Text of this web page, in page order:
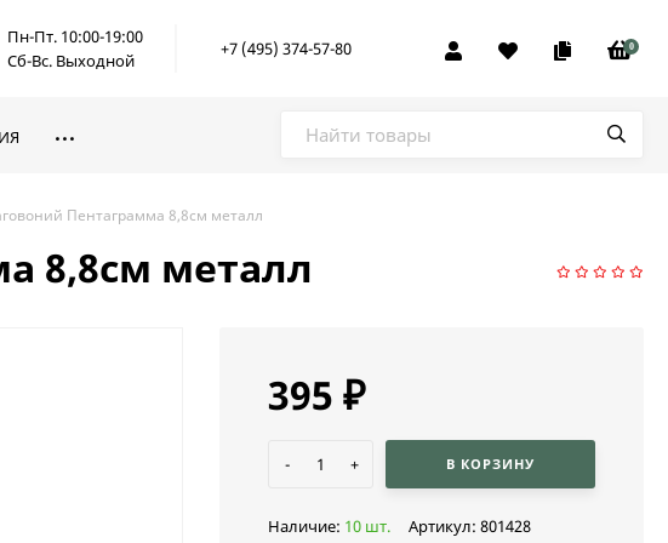
Пн-Пт. 10:00-19:00
Сб-Вс. Выходной
+7 (495) 374-57-80 0
Пентаграмма 8,8см металл
8,8см металл
395 ₽
- + В КОРЗИНУ
Наличие: 10 шт. Артикул: 801428